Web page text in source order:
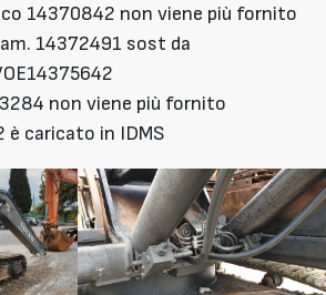
14370842 non viene più fornito
14372491 sost da
non viene più fornito
è caricato in IDMS